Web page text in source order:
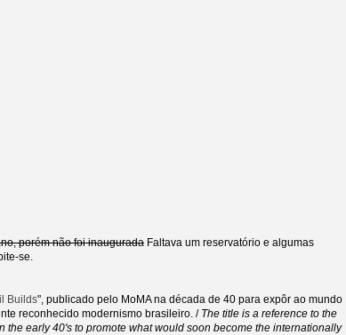
porém não foi inaugurada Faltava um reservatório e algumas
se.
Builds", publicado pelo MoMA na década de 40 para expôr ao mundo
reconhecido modernismo brasileiro. / The title is a reference to the
the early 40's to promote what would soon become the internationally